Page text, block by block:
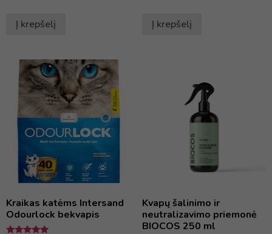
Į krepšelį Į krepšelį
Kraikas katėms Intersand
Odourlock bekvapis
Kvapų šalinimo ir
neutralizavimo priemonė
BIOCOS 250 ml